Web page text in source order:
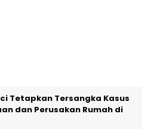
Tetapkan Tersangka Kasus
dan Perusakan Rumah di